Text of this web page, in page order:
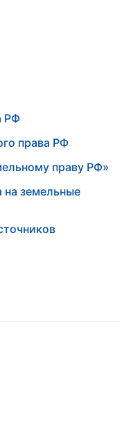
РФ
права РФ
праву РФ»
на земельные